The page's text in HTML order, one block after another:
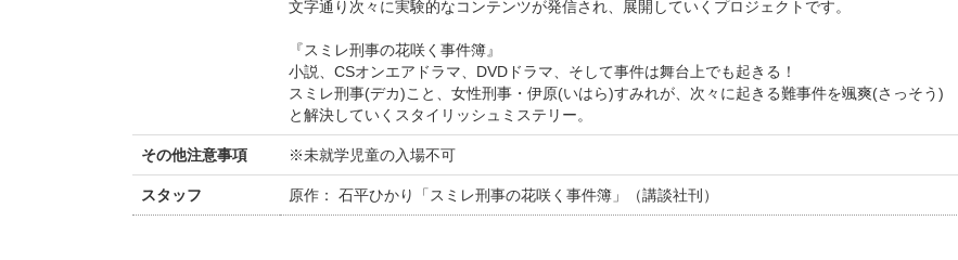
文字通り次々に実験的なコンテンツが発信され、展開していくプロジェクトです。
『スミレ刑事の花咲く事件簿』
小説、CSオンエアドラマ、DVDドラマ、そして事件は舞台上でも起きる！
スミレ刑事(デカ)こと、女性刑事・伊原(いはら)すみれが、次々に起きる難事件を颯爽(さっそう)
と解決していくスタイリッシュミステリー。
その他注意事項 ※未就学児童の入場不可
スタッフ 原作： 石平ひかり「スミレ刑事の花咲く事件簿」（講談社刊）